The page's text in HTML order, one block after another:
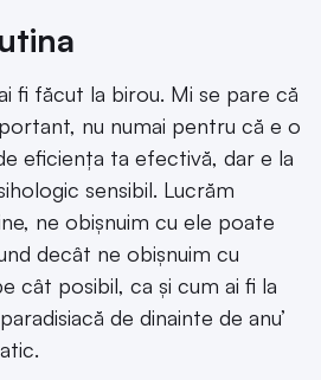
fi făcut la birou. Mi se pare că
nu numai pentru că e o
eficiența ta efectivă, dar e la
sensibil. Lucrăm
ne obișnuim cu ele poate
decât ne obișnuim cu
cât posibil, ca și cum ai fi la
de dinainte de anu’